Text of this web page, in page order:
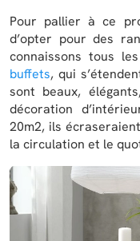
Pour pallier à ce
d’opter pour des
connaissons tous
buffets, qui
sont beaux,
décoration
20m2, ils
la circulation et le